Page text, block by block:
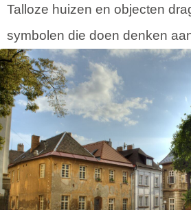
Talloze huizen en objecten
symbolen die doen denken